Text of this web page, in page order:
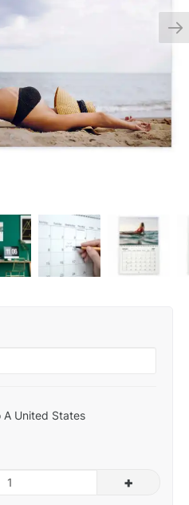
United States
+